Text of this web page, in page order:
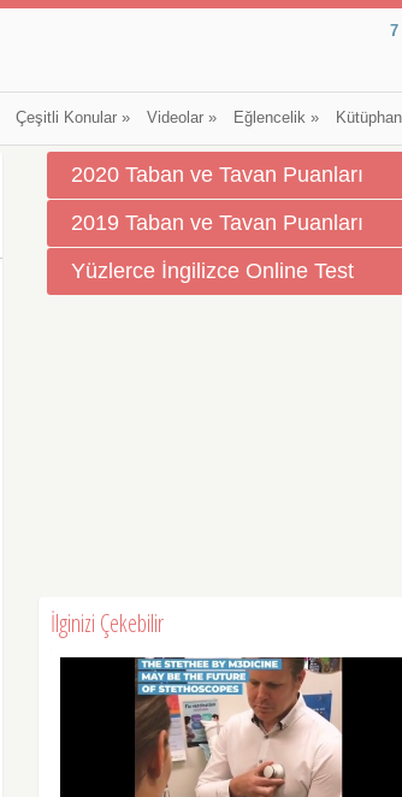
7
Çeşitli Konular» Videolar» Eğlencelik»
2020 Taban ve Tavan Puanları
2019 Taban ve Tavan Puanları
Yüzlerce İngilizce Online Test
İlginizi Çekebilir